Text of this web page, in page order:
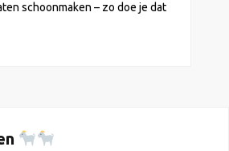
schoonmaken – zo doe je dat